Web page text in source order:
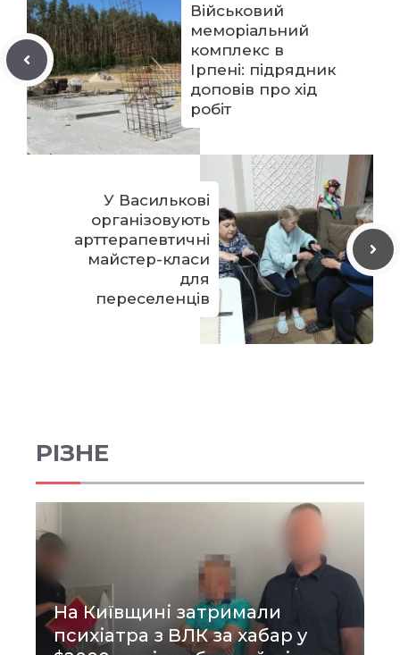
Військовий
меморіальний
комплекс в
Ірпені: підрядник
доповів про хід
робіт
У Василькові
організовують
арттерапевтичні
майстер-класи
для
переселенців
РІЗНЕ
На Київщині затримали
психіатра з ВЛК за хабар у